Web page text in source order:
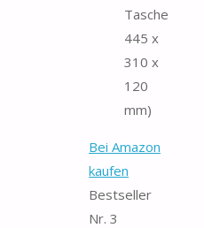
Tasche
445 x
310 x
120
mm)
Bei Amazon
kaufen
Bestseller
Nr. 3